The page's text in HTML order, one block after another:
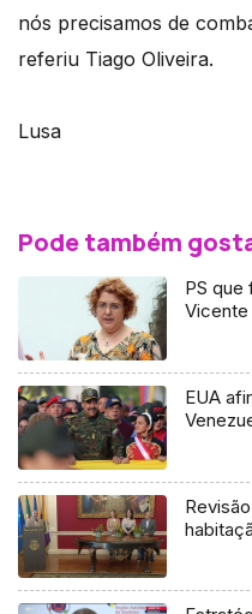
nós precisamos de
referiu Tiago Oliveira.
Lusa
Pode também
PS que
Vicente
EUA